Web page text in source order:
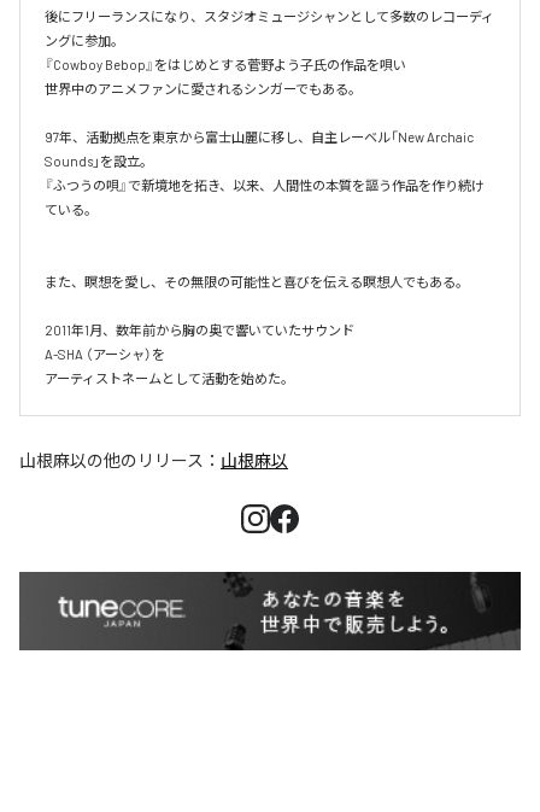
後にフリーランスになり、スタジオミュージシャンとして多数のレコーディ
ングに参加。
『Cowboy Bebop』をはじめとする菅野よう子氏の作品を唄い
世界中のアニメファンに愛されるシンガーでもある。
97年、活動拠点を東京から富士山麗に移し、自主レーベル「New Archaic
Sounds」を設立。​
『ふつうの唄』で新境地を拓き、以来、人間性の本質を謳う作品を作り続け
ている。
また、瞑想を愛し、その無限の可能性と喜びを伝える瞑想人でもある。
2011年1月、数年前から胸の奥で響いていたサウンド
A-SHA （アーシャ）を
アーティストネームとして活動を始めた。
山根麻以の他のリリース： 山根麻以